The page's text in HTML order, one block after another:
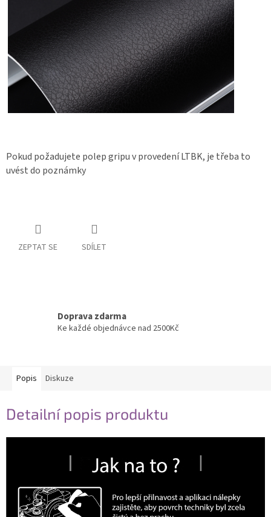
Pokud požadujete polep gripu v provedení LTBK, je třeba to
uvést do poznámky
ZEPTAT SE SDÍLET
Doprava zdarma
Ke každé objednávce nad 2500Kč
Popis Diskuze
Detailní popis produktu